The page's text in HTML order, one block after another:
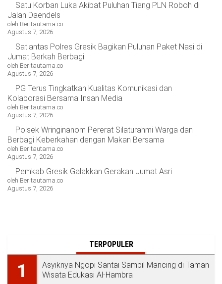
Satu Korban Luka Akibat Puluhan Tiang PLN Roboh di
Jalan Daendels
oleh Beritautama.co
Agustus 7, 2026
Satlantas Polres Gresik Bagikan Puluhan Paket Nasi di
Jumat Berkah Berbagi
oleh Beritautama.co
Agustus 7, 2026
PG Terus Tingkatkan Kualitas Komunikasi dan
Kolaborasi Bersama Insan Media
oleh Beritautama.co
Agustus 7, 2026
Polsek Wringinanom Pererat Silaturahmi Warga dan
Berbagi Keberkahan dengan Makan Bersama
oleh Beritautama.co
Agustus 7, 2026
Pemkab Gresik Galakkan Gerakan Jumat Asri
oleh Beritautama.co
Agustus 7, 2026
TERPOPULER
1
Asyiknya Ngopi Santai Sambil Mancing di Taman
Wisata Edukasi Al-Hambra